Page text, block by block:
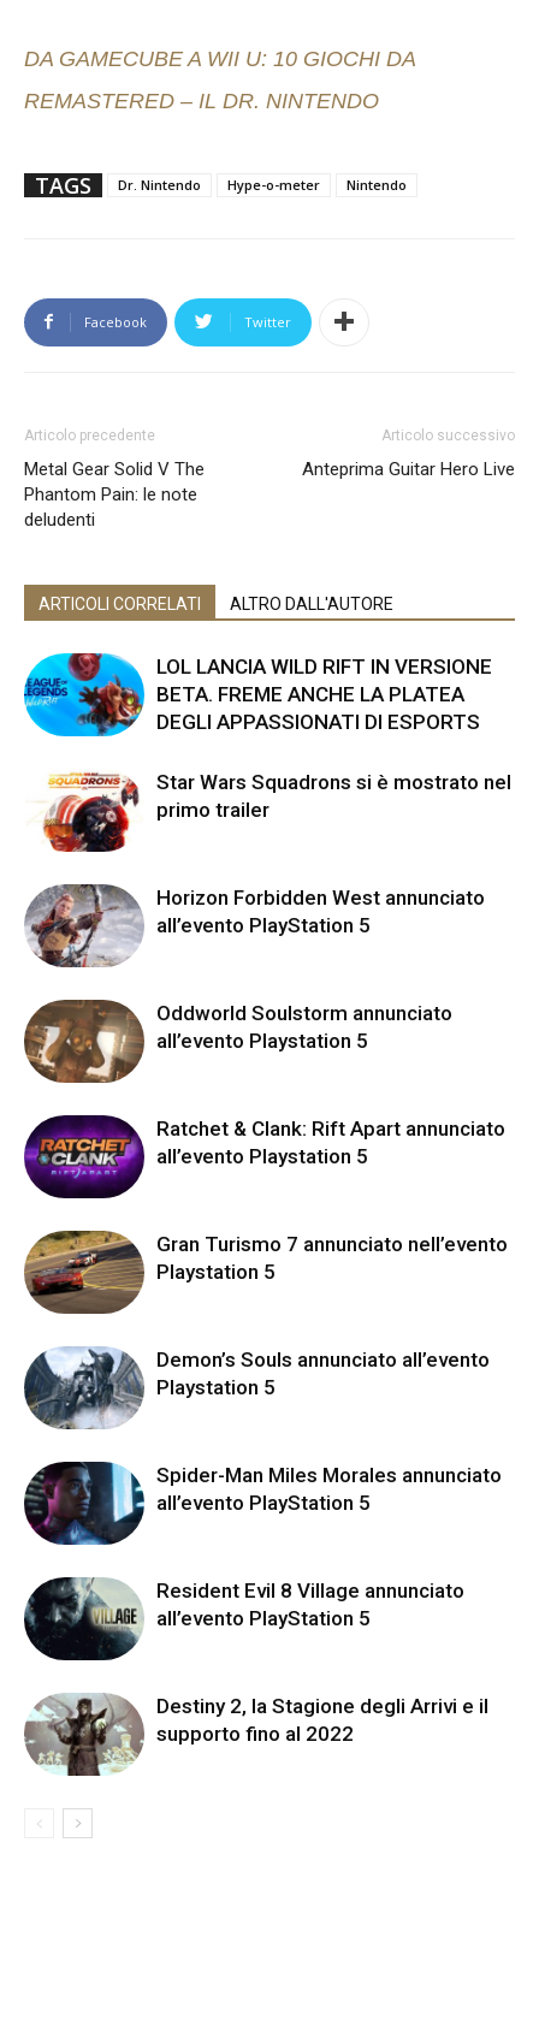
DA GAMECUBE A WII U: 10 GIOCHI DA
REMASTERED – IL DR. NINTENDO
TAGS Dr. Nintendo Hype-o-meter Nintendo
Facebook Twitter
Articolo precedente
Metal Gear Solid V The
Phantom Pain: le note
deludenti
Articolo successivo
Anteprima Guitar Hero Live
ARTICOLI CORRELATI ALTRO DALL'AUTORE
LOL LANCIA WILD RIFT IN VERSIONE
BETA. FREME ANCHE LA PLATEA
DEGLI APPASSIONATI DI ESPORTS
Star Wars Squadrons si è mostrato nel
primo trailer
Horizon Forbidden West annunciato
all’evento PlayStation 5
Oddworld Soulstorm annunciato
all’evento Playstation 5
Ratchet & Clank: Rift Apart annunciato
all’evento Playstation 5
Gran Turismo 7 annunciato nell’evento
Playstation 5
Demon’s Souls annunciato all’evento
Playstation 5
Spider-Man Miles Morales annunciato
all’evento PlayStation 5
Resident Evil 8 Village annunciato
all’evento PlayStation 5
Destiny 2, la Stagione degli Arrivi e il
supporto fino al 2022